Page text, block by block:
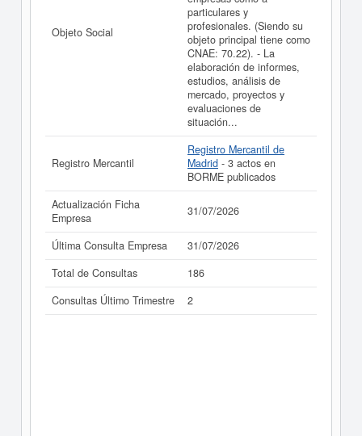
Objeto Social
particulares y
profesionales. (Siendo su
objeto principal tiene como
CNAE: 70.22). - La
elaboración de informes,
estudios, análisis de
mercado, proyectos y
evaluaciones de
situación...
Registro Mercantil
Registro Mercantil de
Madrid - 3 actos en
BORME publicados
Actualización Ficha
Empresa
31/07/2026
Última Consulta Empresa
31/07/2026
Total de Consultas
186
Consultas Último Trimestre
2